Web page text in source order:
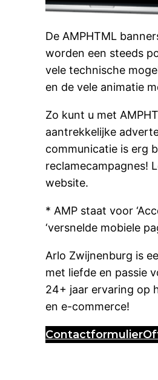
De AMPHTML
worden een steeds
vele technische
en de vele animatie
Zo kunt u met
aantrekkelijke
communicatie is erg
reclamecampagnes!
website.
* AMP staat voor
‘versnelde mobiele
Arlo Zwijnenburg is
met liefde en passie
24+ jaar ervaring op
en e-commerce!
Contactformulier